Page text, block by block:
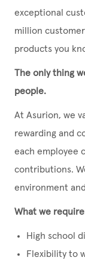
exceptional
million
products you
The only thing
people.
At Asurion, we
rewarding and
each employee
contributions.
environment
What we
High school
Flexibility to